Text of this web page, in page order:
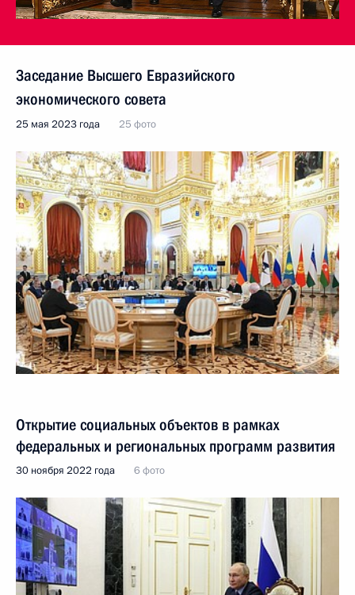
Заседание Высшего Евразийского
экономического совета
25 мая 2023 года 25 фото
Открытие социальных объектов в рамках
федеральных и региональных программ развития
30 ноября 2022 года 6 фото